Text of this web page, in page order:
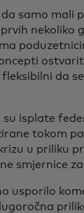
samo mali
nekoliko
da
su isplate
tokom
u priliku
smjernice
usporilo